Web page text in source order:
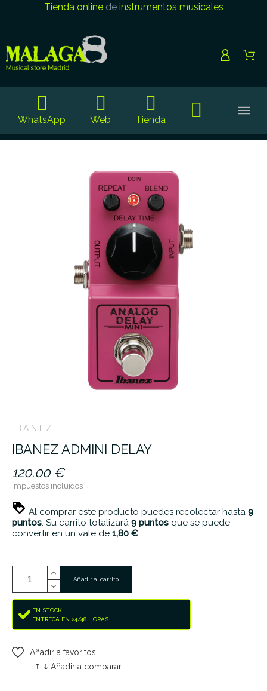
Tienda onlinede instrumentos musicales
WhatsApp Web Tienda
IBANEZ
IBANEZ ADMINI DELAY
120,00 €
Impuestos incluidos
Al comprar este producto puedes recolectar hasta 9
puntos. Su carrito totalizará 9 puntos que se puede
convertir en un vale de 1,80 €.
Añadir al carrito
EN STOCK
ENTREGA EN 24/48 HORAS
Añadir a favoritos
Añadir a comparar